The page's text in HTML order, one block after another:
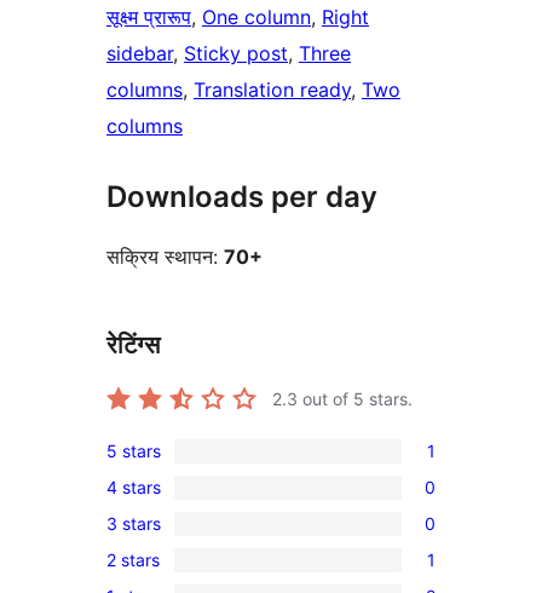
सूक्ष्म प्रारूप, One column, Right
sidebar, Sticky post, Three
columns, Translation ready, Two
columns
Downloads per day
सक्रिय स्थापन: 70+
रेटिंग्स
2.3 out of 5 stars.
1
5-
star
review
5 stars 1
0
4-
star
4 stars 0
0
3-
3 stars 0
1
2 stars
1